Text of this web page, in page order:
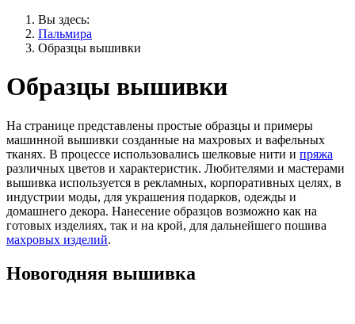
Вы здесь:
Пальмира
Образцы вышивки
Образцы вышивки
На странице представлены простые образцы и примеры
машинной вышивки созданные на махровых и вафельных
тканях. В процессе использовались шелковые нити и пряжа
различных цветов и характеристик. Любителями и мастерами
вышивка используется в рекламных, корпоративных целях, в
индустрии моды, для украшения подарков, одежды и
домашнего декора. Нанесение образцов возможно как на
готовых изделиях, так и на крой, для дальнейшего пошива
махровых изделий.
Новогодняя вышивка